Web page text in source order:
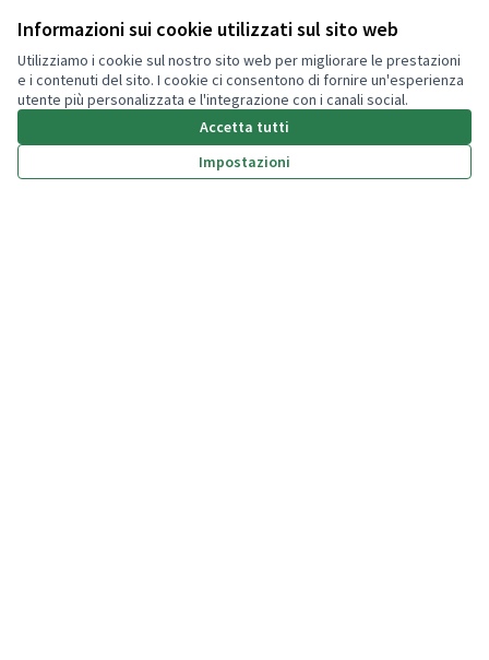
Informazioni sui cookie utilizzati sul sito web
Utilizziamo i cookie sul nostro sito web per migliorare le prestazioni
e i contenuti del sito. I cookie ci consentono di fornire un'esperienza
utente più personalizzata e l'integrazione con i canali social.
Accetta tutti
Impostazioni
Il mio account
Accedi